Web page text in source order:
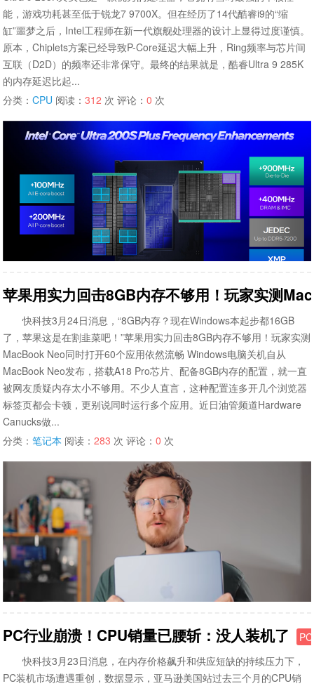
能，游戏功耗甚至低于锐龙7 9700X。但在经历了14代酷睿i9的“缩
缸”噩梦之后，Intel工程师在新一代旗舰处理器的设计上显得过度谨慎。
原本，Chiplets方案已经导致P-Core延迟大幅上升，Ring频率与芯片间
互联（D2D）的频率还非常保守。最终的结果就是，酷睿Ultra 9 285K
的内存延迟比起...
分类：CPU 阅读：312 次 评论：0 次
苹果用实力回击8GB内存不够用！玩家实测
快科技3月24日消息，“8GB内存？现在Windows本起步都16GB
了，苹果这是在割韭菜吧！”苹果用实力回击8GB内存不够用！玩家实测
MacBook Neo同时打开60个应用依然流畅 Windows电脑关机自从
MacBook Neo发布，搭载A18 Pro芯片、配备8GB内存的配置，就一直
被网友质疑内存太小不够用。不少人直言，这种配置连多开几个浏览器
标签页都会卡顿，更别说同时运行多个应用。近日油管频道Hardware
Canucks做...
分类：笔记本 阅读：283 次 评论：0 次
PC行业崩溃！CPU销量已腰斩：没人装机了
快科技3月23日消息，在内存价格飙升和供应短缺的持续压力下，
PC装机市场遭遇重创，数据显示，亚马逊美国站过去三个月的CPU销